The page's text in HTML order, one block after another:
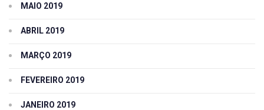
MAIO 2019
ABRIL 2019
MARÇO 2019
FEVEREIRO 2019
JANEIRO 2019